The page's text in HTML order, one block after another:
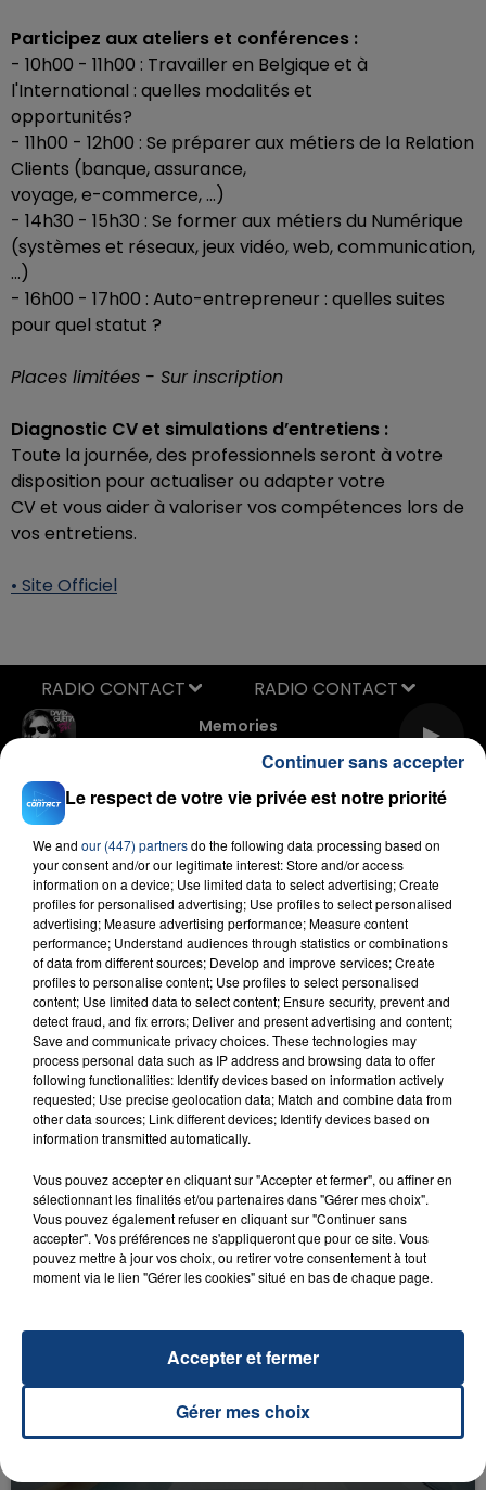
Participez aux ateliers et conférences :
- 10h00 - 11h00 : Travailler en Belgique et à
l'International : quelles modalités et
opportunités?
- 11h00 - 12h00 : Se préparer aux métiers de la Relation
Clients (banque, assurance,
voyage, e-commerce, ...)
- 14h30 - 15h30 : Se former aux métiers du Numérique
(systèmes et réseaux, jeux vidéo, web, communication,
...)
- 16h00 - 17h00 : Auto-entrepreneur : quelles suites
pour quel statut ?
Places limitées - Sur inscription
Diagnostic CV et simulations d’entretiens :
Toute la journée, des professionnels seront à votre
disposition pour actualiser ou adapter votre
CV et vous aider à valoriser vos compétences lors de
vos entretiens.
• Site Officiel
Memories
DAVID GUETTA
RADIO CONTACT
FIL D'ACTU
INCENDIE MORTEL À LENS : UNE FEMME ET
SON BÉBÉ ENTRE LA VIE ET LA...
Un homme s'est immolé par le feu après avoir
aspergé sa compagne et leur bébé de trois mois
d'un liquide inflammable.
OPÉRER DE LA CHEVILLE RESSORT DE LA...
Le respect de votre vie privée est notre priorité
We and our (447) partnersdo the following data processing based on
your consent and/or our legitimate interest: Store and/or access
information on a device; Use limited data to select advertising; Create
profiles for personalised advertising; Use profiles to select personalised
advertising; Measure advertising performance; Measure content
performance; Understand audiences through statistics or combinations
of data from different sources; Develop and improve services; Create
profiles to personalise content; Use profiles to select personalised
content; Use limited data to select content; Ensure security, prevent and
detect fraud, and fix errors; Deliver and present advertising and content;
Save and communicate privacy choices. These technologies may
process personal data such as IP address and browsing data to offer
following functionalities: Identify devices based on information actively
requested; Use precise geolocation data; Match and combine data from
other data sources; Link different devices; Identify devices based on
information transmitted automatically.
Vous pouvez accepter en cliquant sur "Accepter et fermer", ou affiner en
sélectionnant les finalités et/ou partenaires dans "Gérer mes choix".
Vous pouvez également refuser en cliquant sur "Continuer sans
accepter". Vos préférences ne s'appliqueront que pour ce site. Vous
pouvez mettre à jour vos choix, ou retirer votre consentement à tout
moment via le lien "Gérer les cookies" situé en bas de chaque page.
Gérer mes choix
Accepter et fermer
Continuer sans accepter